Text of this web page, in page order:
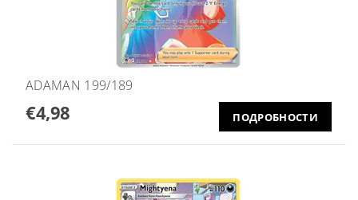
ADAMAN 199/189
€4,98 ПОДРОБНОСТИ